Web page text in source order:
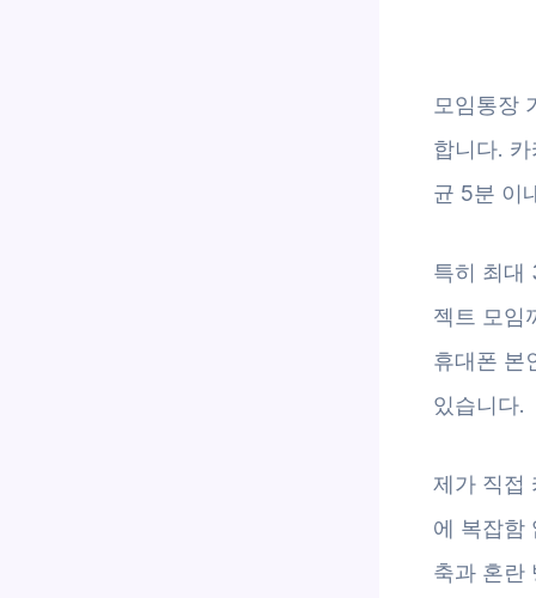
모임통장
합니다.
균 5분 이
특히 최대
젝트 모임
휴대폰 본
있습니다.
제가 직접
에 복잡함
축과 혼란